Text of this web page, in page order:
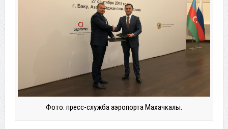
Фото: пресс-служба аэропорта Махачкалы.